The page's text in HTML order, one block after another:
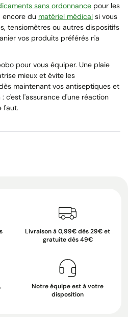
sans ordonnance pour les
encore du matériel médical si vous
tensiomètres ou autres dispositifs
vos produits préférés n'a
pour vous équiper. Une plaie
mieux et évite les
maintenant vos antiseptiques et
c'est l'assurance d'une réaction
faut.
Livraison à 0,99€ dès 29€ et
gratuite dès 49€
Notre équipe est à votre
disposition